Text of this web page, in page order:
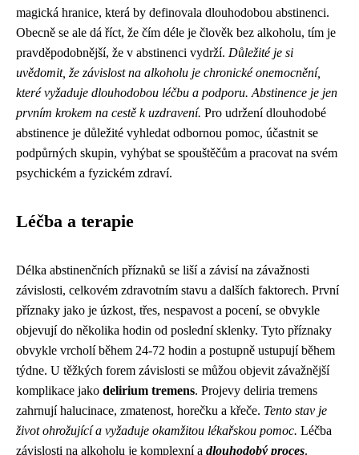
magická hranice, která by definovala dlouhodobou abstinenci.
Obecně se ale dá říct, že čím déle je člověk bez alkoholu, tím je
pravděpodobnější, že v abstinenci vydrží. Důležité je si
uvědomit, že závislost na alkoholu je chronické onemocnění,
které vyžaduje dlouhodobou léčbu a podporu. Abstinence je jen
prvním krokem na cestě k uzdravení. Pro udržení dlouhodobé
abstinence je důležité vyhledat odbornou pomoc, účastnit se
podpůrných skupin, vyhýbat se spouštěčům a pracovat na svém
psychickém a fyzickém zdraví.
Léčba a terapie
Délka abstinenčních příznaků se liší a závisí na závažnosti
závislosti, celkovém zdravotním stavu a dalších faktorech. První
příznaky jako je úzkost, třes, nespavost a pocení, se obvykle
objevují do několika hodin od poslední sklenky. Tyto příznaky
obvykle vrcholí během 24-72 hodin a postupně ustupují během
týdne. U těžkých forem závislosti se můžou objevit závažnější
komplikace jako delirium tremens. Projevy deliria tremens
zahrnují halucinace, zmatenost, horečku a křeče. Tento stav je
život ohrožující a vyžaduje okamžitou lékařskou pomoc. Léčba
závislosti na alkoholu je komplexní a dlouhodobý proces.